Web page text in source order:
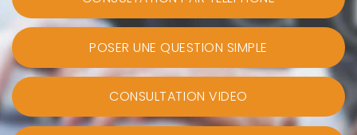
POSER UNE QUESTION SIMPLE
CONSULTATION VIDEO